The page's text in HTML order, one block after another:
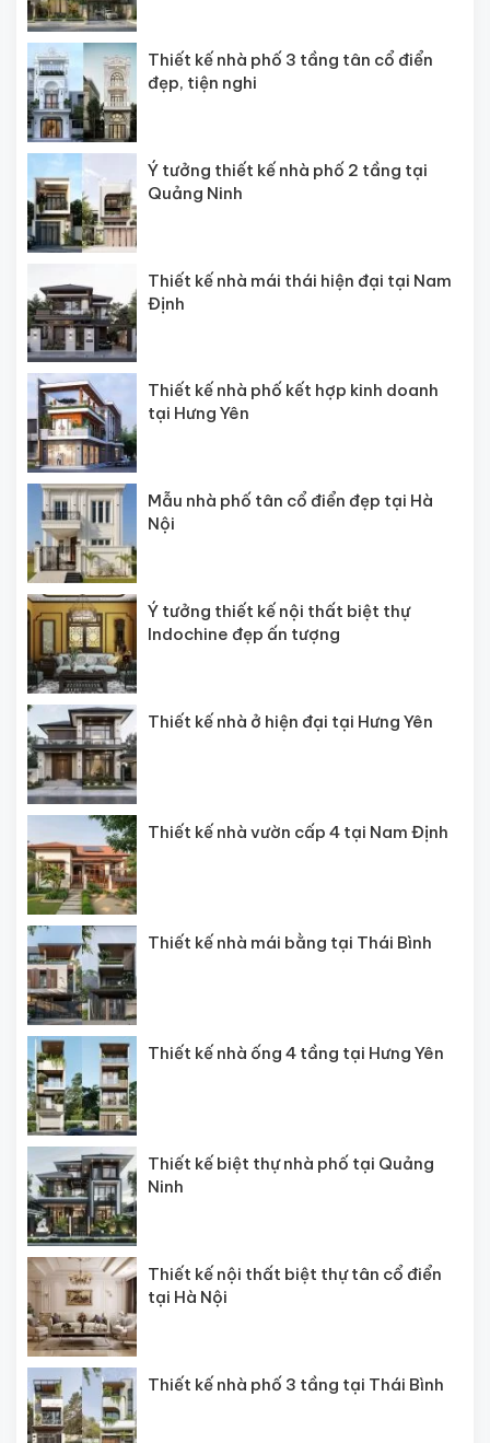
Thiết kế nhà phố 3 tầng tân cổ điển
đẹp, tiện nghi
Ý tưởng thiết kế nhà phố 2 tầng tại
Quảng Ninh
Thiết kế nhà mái thái hiện đại tại Nam
Định
Thiết kế nhà phố kết hợp kinh doanh
tại Hưng Yên
Mẫu nhà phố tân cổ điển đẹp tại Hà
Nội
Ý tưởng thiết kế nội thất biệt thự
Indochine đẹp ấn tượng
Thiết kế nhà ở hiện đại tại Hưng Yên
Thiết kế nhà vườn cấp 4 tại Nam Định
Thiết kế nhà mái bằng tại Thái Bình
Thiết kế nhà ống 4 tầng tại Hưng Yên
Thiết kế biệt thự nhà phố tại Quảng
Ninh
Thiết kế nội thất biệt thự tân cổ điển
tại Hà Nội
Thiết kế nhà phố 3 tầng tại Thái Bình